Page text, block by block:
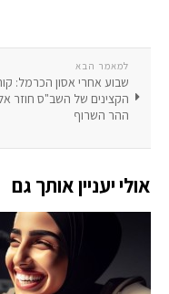
למאמר הבא
שבוע אחרי אסון הכרמל:
הקצינים של השב"ס חוזר
ההר השרוף
אולי יעניין אותך גם